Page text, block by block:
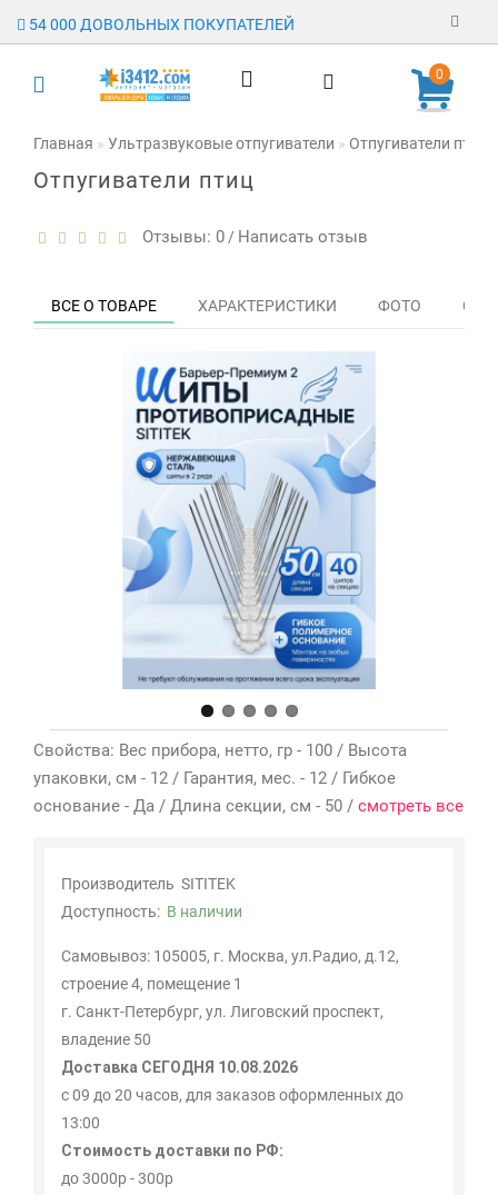
54 000 ДОВОЛЬНЫХ ПОКУПАТЕЛЕЙ
Регистрация
опт
Контакты
0
Главная Ультразвуковые отпугиватели Отпугиватели птиц
Отпугиватели птиц
Отзывы: 0 / Написать отзыв
ВСЕ О ТОВАРЕ ХАРАКТЕРИСТИКИ ФОТО
Свойства: Вес прибора, нетто, гр - 100 / Высота
упаковки, см - 12 / Гарантия, мес. - 12 / Гибкое
основание - Да / Длина секции, см - 50 / смотреть все
Производитель SITITEK
Доступность: В наличии
Самовывоз: 105005, г. Москва, ул.Радио, д.12,
строение 4, помещение 1
г. Санкт-Петербург, ул. Лиговский проспект,
владение 50
Доставка СЕГОДНЯ 10.08.2026
с 09 до 20 часов, для заказов оформленных до
13:00
Стоимость доставки по РФ:
до 3000р - 300р